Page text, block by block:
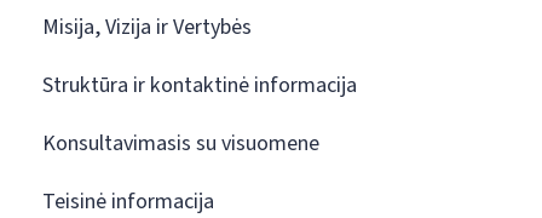
Misija, Vizija ir Vertybės
Struktūra ir kontaktinė informacija
Konsultavimasis su visuomene
Teisinė informacija